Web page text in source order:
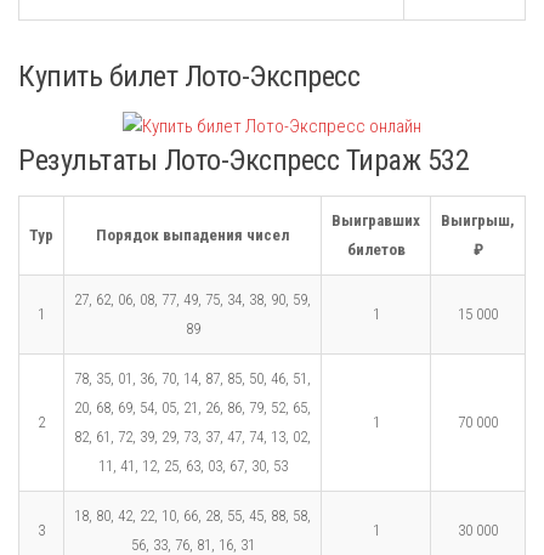
Купить билет Лото-Экспресс
Результаты Лото-Экспресс Тираж 532
Тур Порядок выпадения чисел
Выигравших
билетов
Выигрыш,
₽
1
27, 62, 06, 08, 77, 49, 75, 34, 38, 90, 59,
89
1 15 000
2
78, 35, 01, 36, 70, 14, 87, 85, 50, 46, 51,
20, 68, 69, 54, 05, 21, 26, 86, 79, 52, 65,
82, 61, 72, 39, 29, 73, 37, 47, 74, 13, 02,
11, 41, 12, 25, 63, 03, 67, 30, 53
1 70 000
3
18, 80, 42, 22, 10, 66, 28, 55, 45, 88, 58,
56, 33, 76, 81, 16, 31
1 30 000